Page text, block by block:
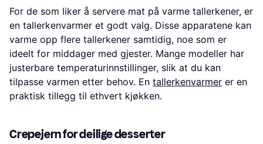
For de som liker å servere mat på varme tallerkener, er
en tallerkenvarmer et godt valg. Disse apparatene kan
varme opp flere tallerkener samtidig, noe som er
ideelt for middager med gjester. Mange modeller har
justerbare temperaturinnstillinger, slik at du kan
tilpasse varmen etter behov. En tallerkenvarmer er en
praktisk tillegg til ethvert kjøkken.
Crepejern for deilige desserter